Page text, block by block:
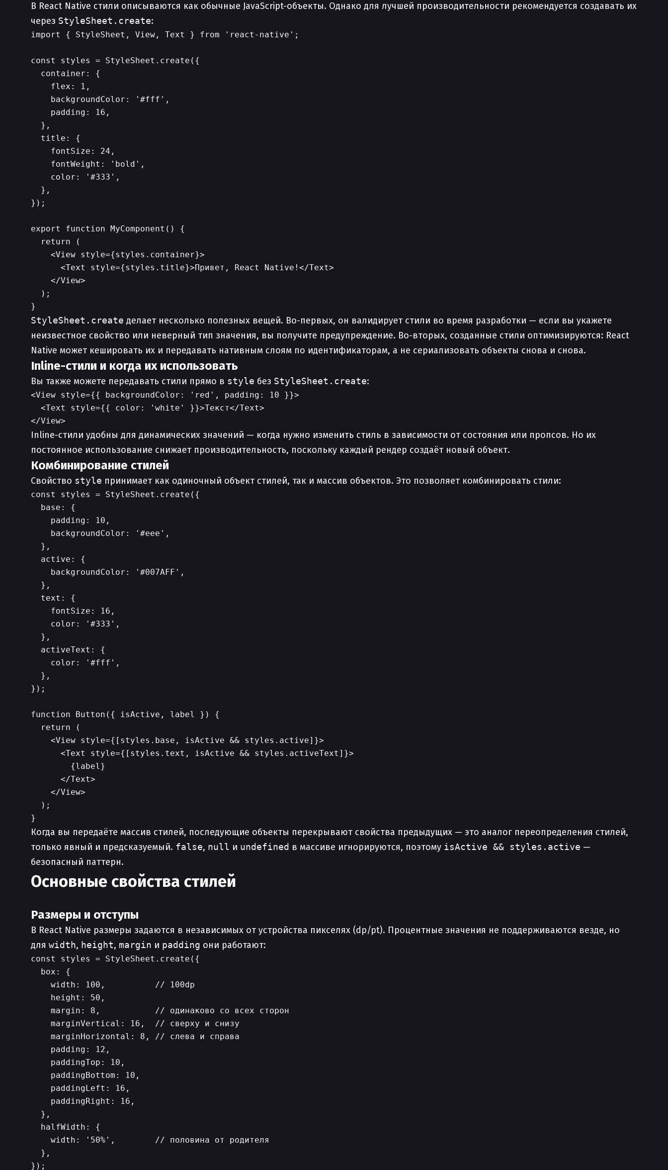
В React Native стили описываются как обычные JavaScript-объекты. Однако для лучшей производительности рекомендуется создавать их
через StyleSheet.create:
import { StyleSheet, View, Text } from 'react-native';
const styles = StyleSheet.create({
  container: {
    flex: 1,
    backgroundColor: '#fff',
    padding: 16,
  },
  title: {
    fontSize: 24,
    fontWeight: 'bold',
    color: '#333',
  },
});
export function MyComponent() {
  return (
    <View style={styles.container}>
      <Text style={styles.title}>Привет, React Native!</Text>
    </View>
  );
StyleSheet.create делает несколько полезных вещей. Во-первых, он валидирует стили во время разработки — если вы укажете
неизвестное свойство или неверный тип значения, вы получите предупреждение. Во-вторых, созданные стили оптимизируются: React
Native может кешировать их и передавать нативным слоям по идентификаторам, а не сериализовать объекты снова и снова.
Inline-стили и когда их использовать
Вы также можете передавать стили прямо в style без StyleSheet.create:
<View style={{ backgroundColor: 'red', padding: 10 }}>
  <Text style={{ color: 'white' }}>Текст</Text>
Inline-стили удобны для динамических значений — когда нужно изменить стиль в зависимости от состояния или пропсов. Но их
постоянное использование снижает производительность, поскольку каждый рендер создаёт новый объект.
Комбинирование стилей
Свойство style принимает как одиночный объект стилей, так и массив объектов. Это позволяет комбинировать стили:
const styles = StyleSheet.create({
  base: {
    padding: 10,
    backgroundColor: '#eee',
  },
  active: {
    backgroundColor: '#007AFF',
  },
  text: {
    fontSize: 16,
    color: '#333',
  },
  activeText: {
    color: '#fff',
  },
});
function Button({ isActive, label }) {
  return (
    <View style={[styles.base, isActive && styles.active]}>
      <Text style={[styles.text, isActive && styles.activeText]}>
        {label}
      </Text>
    </View>
  );
Когда вы передаёте массив стилей, последующие объекты перекрывают свойства предыдущих — это аналог переопределения стилей,
только явный и предсказуемый. false, null и undefined в массиве игнорируются, поэтому isActive && styles.active —
безопасный паттерн.
Основные свойства стилей
Размеры и отступы
В React Native размеры задаются в независимых от устройства пикселях (dp/pt). Процентные значения не поддерживаются везде, но
для width, height, margin и padding они работают:
const styles = StyleSheet.create({
  box: {
    width: 100,          // 100dp
    height: 50,
    margin: 8,           // одинаково со всех сторон
    marginVertical: 16,  // сверху и снизу
    marginHorizontal: 8, // слева и справа
    padding: 12,
    paddingTop: 10,
    paddingBottom: 10,
    paddingLeft: 16,
    paddingRight: 16,
  },
  halfWidth: {
    width: '50%',        // половина от родителя
  },